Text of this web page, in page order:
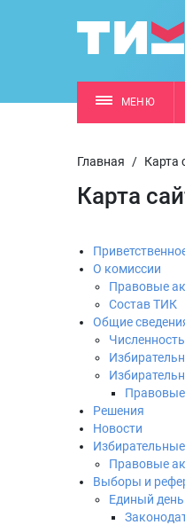
МЕНЮ
Главная / Карта
Карта
О комиссии
Правовые
Состав ТИК
Общие
Решения
Новости
Правовые
Выборы и
Единый день